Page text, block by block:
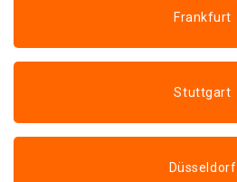
Frankfurt
Stuttgart
Düsseldorf